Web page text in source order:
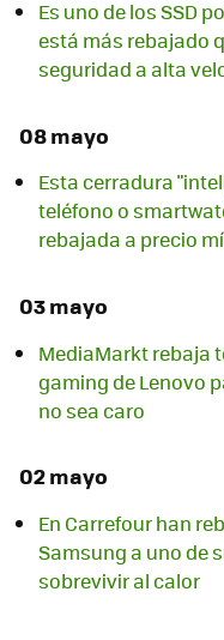
Es uno de los SSD
está más rebajado
seguridad a alta
08 mayo
Esta cerradura
teléfono o
rebajada a precio
03 mayo
MediaMarkt rebaja
gaming de Lenovo
no sea caro
02 mayo
En Carrefour han
Samsung a uno de
sobrevivir al calor